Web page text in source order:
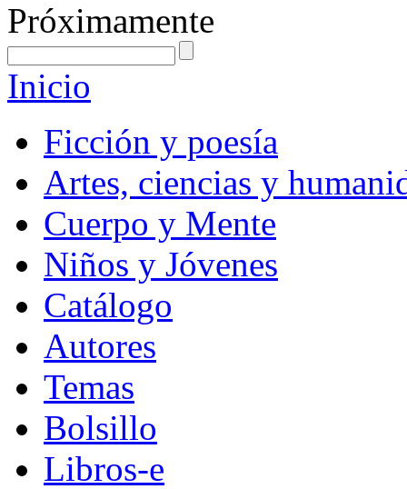
Próximamente
Inicio
Ficción y poesía
Artes, ciencias y
Cuerpo y Mente
Niños y Jóvenes
Catálogo
Autores
Temas
Bolsillo
Libros-e